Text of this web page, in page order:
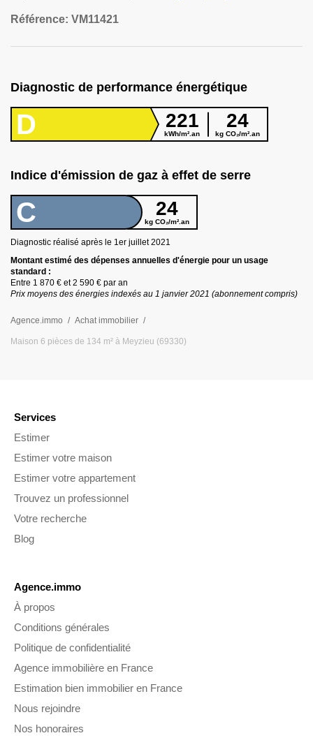
Référence: VM11421
Diagnostic de performance énergétique
D 221
kWh/m².an
24
kg CO₂/m².an
Indice d'émission de gaz à effet de serre
C 24
kg CO₂/m².an
Diagnostic réalisé après le 1er juillet 2021
Montant estimé des dépenses annuelles d'énergie pour un usage
standard :
Entre 1 870 € et2 590 € par an
Prix moyens des énergies indexés au 1 janvier 2021 (abonnement compris)
Agence.immo Achat immobilier
Maison 6 pièces de 134 m² à Meyzieu (69330)
Services
Estimer
Estimer votre maison
Estimer votre appartement
Trouvez un professionnel
Votre recherche
Blog
Agence.immo
À propos
Conditions générales
Politique de confidentialité
Agence immobilière en France
Estimation bien immobilier en France
Nous rejoindre
Nos honoraires